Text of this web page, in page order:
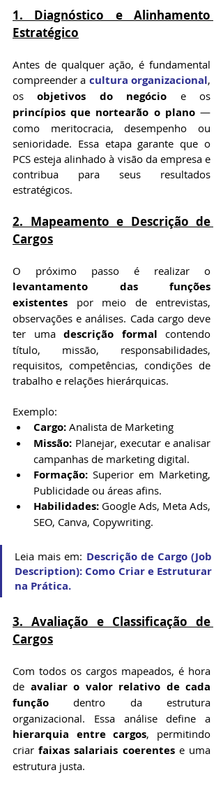
1. Diagnóstico e Alinhamento
Estratégico
Antes de qualquer ação, é fundamental
compreender a cultura organizacional,
os objetivos do negócio
princípios que nortearão o plano —
como meritocracia, desempenho ou
senioridade. Essa etapa garante que o
PCS esteja alinhado à visão da empresa e
contribua para seus resultados
estratégicos.
2. Mapeamento e Descrição de
Cargos
levantamento das funções
existentes por meio de entrevistas,
observações e análises. Cada cargo deve
ter uma descrição formal contendo
título, missão, responsabilidades,
requisitos, competências, condições de
trabalho e relações hierárquicas.
Exemplo:
Cargo: Analista de Marketing
Missão: Planejar, executar e analisar
campanhas de marketing digital.
Formação: Superior em Marketing,
Publicidade ou áreas afins.
Habilidades: Google Ads, Meta Ads,
SEO, Canva, Copywriting.
Leia mais em: Descrição de Cargo (Job
Description): Como Criar e Estruturar
na Prática.
3. Avaliação e Classificação de
Cargos
Com todos os cargos mapeados, é hora
de avaliar o valor relativo de cada
função dentro da estrutura
hierarquia entre cargos, permitindo
criar faixas salariais coerentes e uma
estrutura justa.